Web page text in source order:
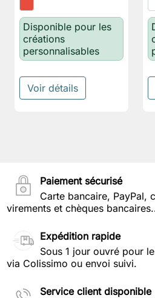
Disponible pour les
créations
personnalisables
Voir détails
Paiement sécurisé
Carte bancaire, PayPal,
virements et chèques
Expédition rapide
Sous 1 jour ouvré pour
via Colissimo ou envoi suivi.
Service client disponible